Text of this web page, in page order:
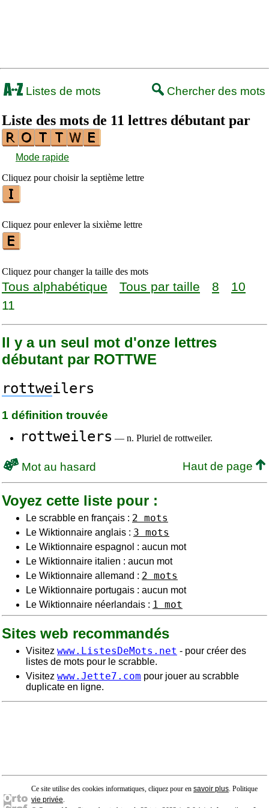
Listes de mots Chercher des mots
Liste des mots de 11 lettres débutant par
Mode rapide
Cliquez pour choisir la septième lettre
Cliquez pour enlever la sixième lettre
Cliquez pour changer la taille des mots
Tous alphabétique Tous par taille 8
10
11
Il y a un seul mot d'onze lettres
débutant par ROTTWE
rottweilers
1 définition trouvée
rottweilers — n. Pluriel de rottweiler.
Mot au hasard Haut de page
Voyez cette liste pour :
Le scrabble en français : 2 mots
Le Wiktionnaire anglais : 3 mots
Le Wiktionnaire espagnol : aucun mot
Le Wiktionnaire italien : aucun mot
Le Wiktionnaire allemand : 2 mots
Le Wiktionnaire portugais : aucun mot
Le Wiktionnaire néerlandais : 1 mot
Sites web recommandés
Visitez www.ListesDeMots.net - pour créer des
listes de mots pour le scrabble.
Visitez www.Jette7.com pour jouer au scrabble
duplicate en ligne.
Ce site utilise des cookies informatiques, cliquez pour en savoir plus. Politique
vie privée.